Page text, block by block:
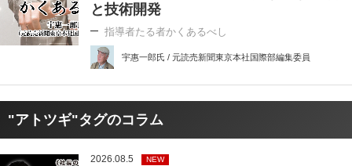
と技術開発
指導者たる者かくあるべし
宇惠一郎氏 / 元読売新聞東京本社国際部編集委員
"アトツギ"タグのコラム
2026.08.5 NEW